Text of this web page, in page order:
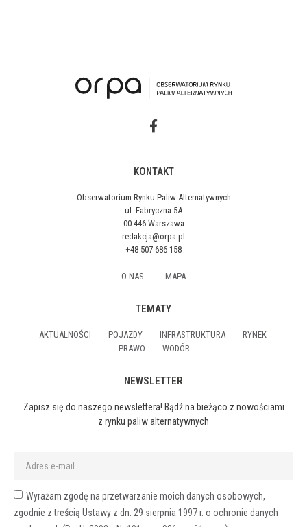
KONTAKT
Obserwatorium Rynku Paliw Alternatywnych
ul. Fabryczna 5A
00-446 Warszawa
redakcja@orpa.pl
+48 507 686 158
O NAS MAPA
TEMATY
AKTUALNOŚCI POJAZDY INFRASTRUKTURA
RYNEK
PRAWO
WODÓR
NEWSLETTER
Zapisz się do naszego newslettera! Bądź na bieżąco z nowościami
z rynku paliw alternatywnych
Wyrażam zgodę na przetwarzanie moich danych osobowych,
zgodnie z treścią Ustawy z dn. 29 sierpnia 1997 r. o ochronie danych